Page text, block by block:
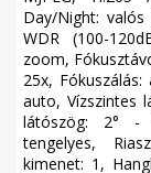
Day/Night:
WDR (100-
zoom,
25x, Fókuszálás:
auto, Vízszintes
látószög: 2° -
tengelyes,
kimenet: 1,